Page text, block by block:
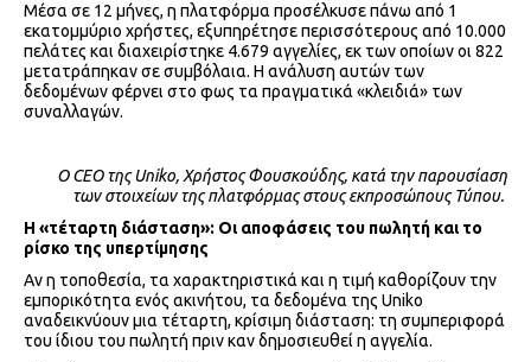
Μέσα σε 12 μήνες, η πλατφόρμα προσέλκυσε πάνω από 1
εκατομμύριο χρήστες, εξυπηρέτησε περισσότερους από 10.000
πελάτες και διαχειρίστηκε 4.679 αγγελίες, εκ των οποίων οι 822
μετατράπηκαν σε συμβόλαια. Η ανάλυση αυτών των
δεδομένων φέρνει στο φως τα πραγματικά «κλειδιά» των
συναλλαγών.
O CEO της Uniko, Χρήστος Φουσκούδης, κατά την παρουσίαση
των στοιχείων της πλατφόρμας στους εκπροσώπους Τύπου.
Η «τέταρτη διάσταση»: Οι αποφάσεις του πωλητή και το
ρίσκο της υπερτίμησης
Αν η τοποθεσία, τα χαρακτηριστικά και η τιμή καθορίζουν την
εμπορικότητα ενός ακινήτου, τα δεδομένα της Uniko
αναδεικνύουν μια τέταρτη, κρίσιμη διάσταση: τη συμπεριφορά
του ίδιου του πωλητή πριν καν δημοσιευθεί η αγγελία.